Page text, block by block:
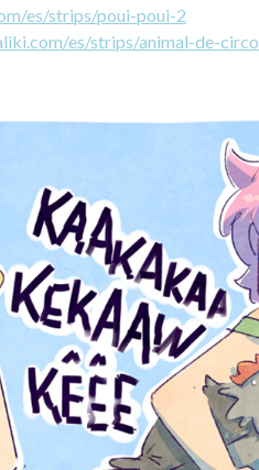
es/strips/poui-poui-2
es/strips/animal-de-circo